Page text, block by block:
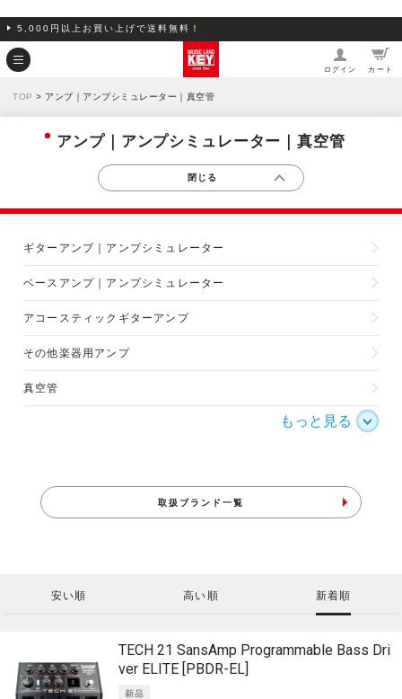
5,000円以上お買い上げで送料無料！
ログイン カート
TOP > アンプ｜アンプシミュレーター｜真空管
アンプ｜アンプシミュレーター｜真空管
ギターアンプ｜アンプシミュレーター
ベースアンプ｜アンプシミュレーター
アコースティックギターアンプ
その他楽器用アンプ
真空管
もっと見る
取扱ブランド一覧
安い順 高い順 新着順
TECH 21 SansAmp Programmable Bass Dri
ver ELITE [PBDR-EL]